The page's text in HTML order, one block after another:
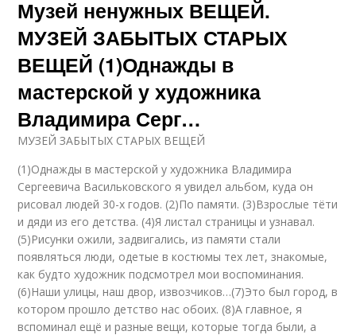
Музей ненужных ВЕЩЕЙ.
МУЗЕЙ ЗАБЫТЫХ СТАРЫХ
ВЕЩЕЙ (1)Однажды в
мастерской у художника
Владимира Серг…
МУЗЕЙ ЗАБЫТЫХ СТАРЫХ ВЕЩЕЙ
(1)Однажды в мастерской у художника Владимира
Сергеевича Васильковского я увидел альбом, куда он
рисовал людей 30-х годов. (2)По памяти. (3)Взрослые тёти
и дяди из его детства. (4)Я листал страницы и узнавал.
(5)Рисунки ожили, задвигались, из памяти стали
появляться люди, одетые в костюмы тех лет, знакомые,
как будто художник подсмотрел мои воспоминания.
(6)Наши улицы, наш двор, извозчиков…(7)Это был город, в
котором прошло детство нас обоих. (8)А главное, я
вспоминал ещё и разные вещи, которые тогда были, а